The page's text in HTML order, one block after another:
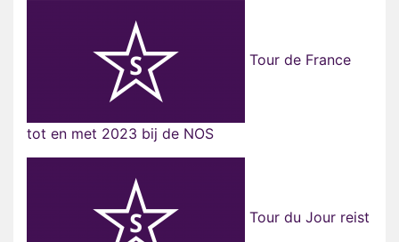
Tour de France
tot en met 2023 bij de NOS
Tour du Jour reist